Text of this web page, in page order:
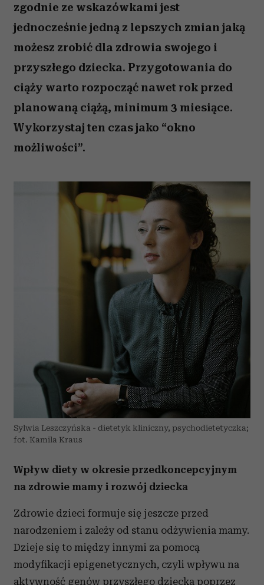
zgodnie ze wskazówkami jest
jednocześnie jedną z lepszych zmian jaką
możesz zrobić dla zdrowia swojego i
przyszłego dziecka. Przygotowania do
ciąży warto rozpocząć nawet rok przed
planowaną ciążą, minimum 3 miesiące.
Wykorzystaj ten czas jako “okno
możliwości”.
Sylwia Leszczyńska - dietetyk kliniczny, psychodietetyczka;
fot. Kamila Kraus
Wpływ diety w okresie przedkoncepcyjnym
na zdrowie mamy i rozwój dziecka
Zdrowie dzieci formuje się jeszcze przed
narodzeniem i zależy od stanu odżywienia mamy.
Dzieje się to między innymi za pomocą
modyfikacji epigenetycznych, czyli wpływu na
aktywność genów przyszłego dziecka poprzez